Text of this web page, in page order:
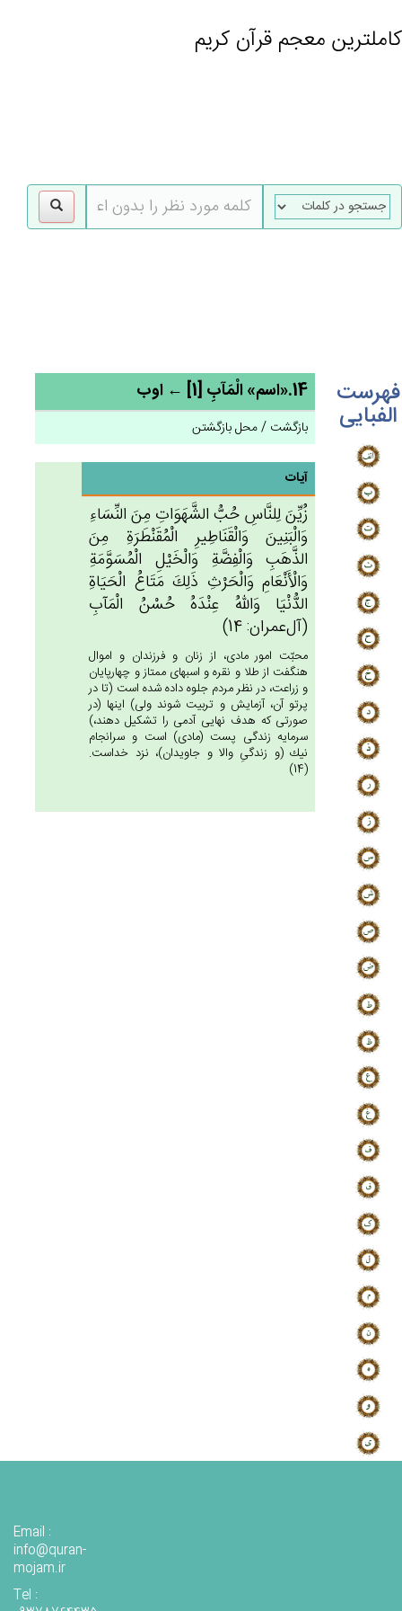
کاملترین معجم قرآن کریم
فهرست
الفبایی
14.«اسم» الْمَآب‌ِ [1] ← اوب
بازگشت / محل بازگشتن
آیات
زُيِّن‌َ لِلنَّاس‌ِ حُب‌ُّ الشَّهَوَات‌ِ مِن‌َ النِّسَاءِ
وَالْبَنِين‌َ وَالْقَنَاطِيرِ الْمُقَنْطَرَة‌ِ مِن‌َ
الذَّهَب‌ِ وَالْفِضَّة‌ِ وَالْخَيْل‌ِ الْمُسَوَّمَة‌ِ
وَالْأَنْعَام‌ِ وَالْحَرْث‌ِ ذَلِك‌َ مَتَاع‌ُ الْحَيَاة‌ِ
الدُّنْيَا وَالله‌ُ عِنْدَه‌ُ حُسْن‌ُ الْمَآب‌ِ
(آل‌عمران: 14)
محبّت امور مادى، از زنان و فرزندان و اموال
هنگفت از طلا و نقره و اسبهاى ممتاز و چهارپايان
و زراعت، در نظر مردم جلوه داده شده است (تا در
پرتو آن، آزمايش و تربيت شوند ولى) اينها (در
صورتى كه هدف نهايى آدمى را تشكيل دهند،)
سرمايه زندگى پست (مادى) است و سرانجام
نيك (و زندگىِ والا و جاويدان)، نزد خداست.
(14)
Email :
info@quran-
mojam.ir
Tel :